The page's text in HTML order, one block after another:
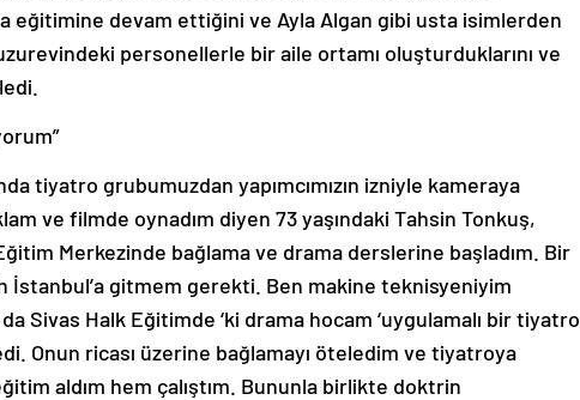
eğitimine devam ettiğini ve Ayla Algan gibi usta isimlerden
personellerle bir aile ortamı oluşturduklarını ve
tiyatro grubumuzdan yapımcımızın izniyle kameraya
ve filmde oynadım diyen 73 yaşındaki Tahsin Tonkuş,
Merkezinde bağlama ve drama derslerine başladım. Bir
İstanbul’a gitmem gerekti. Ben makine teknisyeniyim
Sivas Halk Eğitimde ‘ki drama hocam ‘uygulamalı bir tiyatro
Onun ricası üzerine bağlamayı öteledim ve tiyatroya
aldım hem çalıştım. Bununla birlikte doktrin